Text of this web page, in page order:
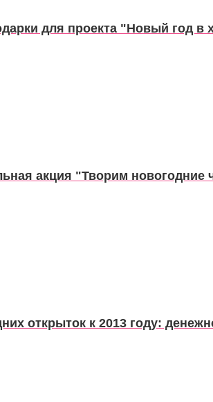
для проекта "Новый год
акция "Творим новогодние
открыток к 2013 году: